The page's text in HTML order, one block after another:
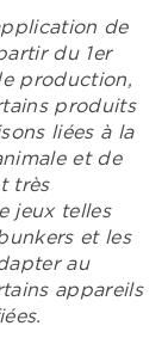
de
du 1er
production,
produits
liées à la
et de
très
jeux telles
et les
au
appareils